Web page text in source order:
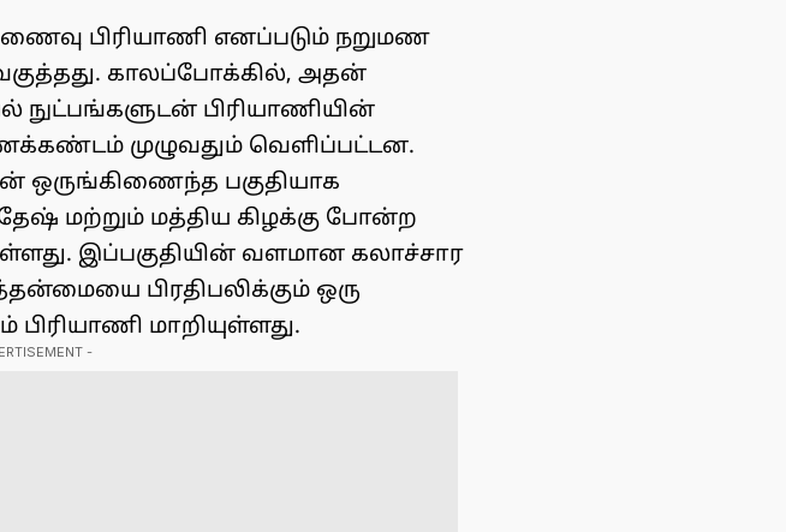
பிரியாணி எனப்படும் நறுமண
காலப்போக்கில், அதன்
நுட்பங்களுடன் பிரியாணியின்
முழுவதும் வெளிப்பட்டன.
ஒருங்கிணைந்த பகுதியாக
மற்றும் மத்திய கிழக்கு போன்ற
இப்பகுதியின் வளமான கலாச்சார
பிரதிபலிக்கும் ஒரு
மாறியுள்ளது.
-